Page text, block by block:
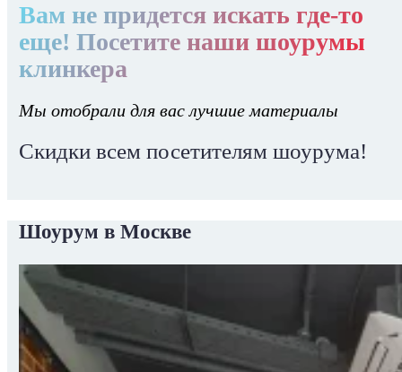
Вам не придется искать где-то
еще! Посетите наши шоурумы
клинкера
Мы отобрали для вас лучшие материалы
Скидки всем посетителям шоурума!
Шоурум в Москве